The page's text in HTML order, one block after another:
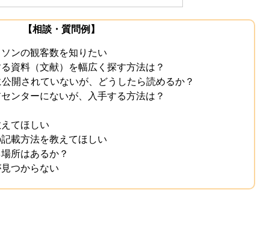
【相談・質問例】
ンの観客数を知りたい
資料（文献）を幅広く探す方法は？
開されていないが、どうしたら読めるか？
ンターにないが、入手する方法は？
てほしい
載方法を教えてほしい
所はあるか？
つからない